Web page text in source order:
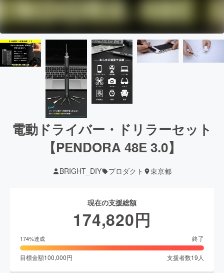
電動ドライバー・ドリラーセット
【PENDORA 48E 3.0】
BRIGHT_DIY プロダクト 東京都
現在の支援総額
174,820円
174%達成 終了
目標金額100,000円 支援者数19 人